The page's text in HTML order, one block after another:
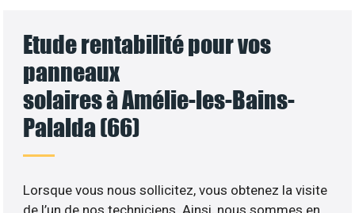
Etude rentabilité pour vos
panneaux
solaires à Amélie-les-Bains-
Palalda (66)
Lorsque vous nous sollicitez, vous obtenez la visite
de l’un de nos techniciens. Ainsi, nous sommes en